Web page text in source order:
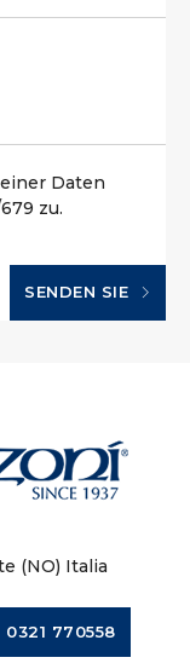
Daten
zu.
SENDEN SIE
(NO) Italia
0321 770558